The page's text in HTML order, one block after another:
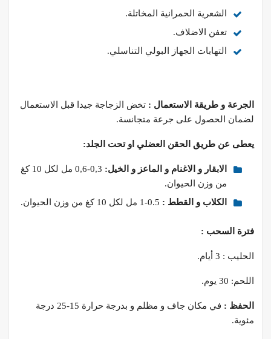
الشعرية الحمرانية المخاتلة.
تعفن الاضلاف.
التهابات الجهاز البولي التناسلي.
الجرعة و طريقة الاستعمال : تخض الزجاجة جيدا قبل الاستعمال
لضمان الحصول على جرعة متجانسة.
يعطى عن طريق الحقن العضلي او تحت الجلد:
الابقار و الاغنام و الماعز و الخيل:
0,3-0,6 مل لكل 10 كغ
من وزن الحيوان.
الكلاب و القطط :
فترة السحب :
الحليب : 3 أيام.
اللحم: 30 يوم.
الحفظ :
في مكان جاف و مظلم و بدرجة حرارة 15-25 درجة
مئوية.